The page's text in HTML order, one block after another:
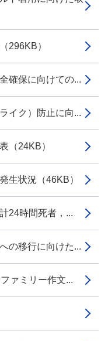
296KB）
確保に向けての...
イク）防止に向...
（24KB）
生状況（46KB）
24時間死者，...
の移行に向けた...
ァミリー作文...